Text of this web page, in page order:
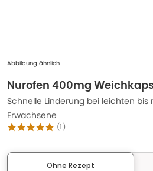
Abbildung ähnlich
Nurofen 400mg
Schnelle Linderung bei leichten
Erwachsene
(1)
Ohne Rezept